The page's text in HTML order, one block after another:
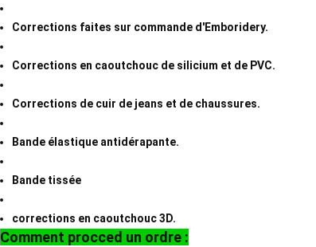
Corrections faites sur commande d'Emboridery.
Corrections en caoutchouc de silicium et de PVC.
Corrections de cuir de jeans et de chaussures.
Bande élastique antidérapante.
Bande tissée
corrections en caoutchouc 3D.
Comment procced un ordre :